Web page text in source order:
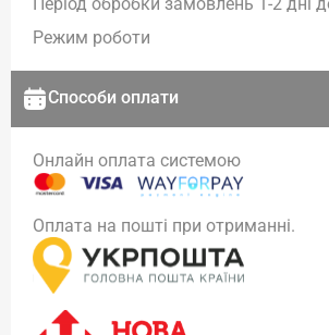
Режим роботи
Способи оплати
Онлайн оплата системою
Оплата на пошті при отриманні.